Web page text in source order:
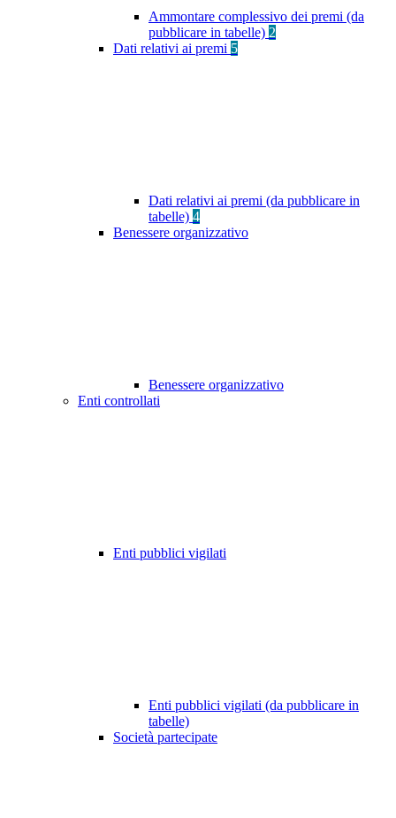
Ammontare complessivo dei premi (da
pubblicare in tabelle) 2
Dati relativi ai premi 5
Dati relativi ai premi (da pubblicare in
tabelle) 4
Benessere organizzativo
Benessere organizzativo
Enti controllati
Enti pubblici vigilati
Enti pubblici vigilati (da pubblicare in
tabelle)
Società partecipate